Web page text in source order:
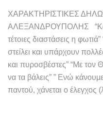
ΧΑΡΑΚΤΗΡΙΣΤΙΚΕΣ
ΑΛΕΞΑΝΔΡΟΥΠΟΛΗΣ
τέτοιες διαστάσεις η
στείλει και υπάρχουν
και πυροσβέστες” “Με τον
να τα βάλεις” ” Ενώ
παντού, χάνεται ο έλεγχος